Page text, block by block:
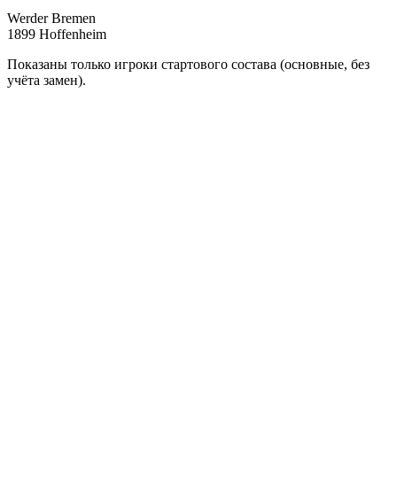
Werder Bremen
1899 Hoffenheim
Показаны только игроки стартового состава (основные, без
учёта замен).